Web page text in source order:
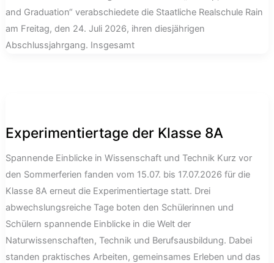
and Graduation“ verabschiedete die Staatliche Realschule Rain
am Freitag, den 24. Juli 2026, ihren diesjährigen
Abschlussjahrgang. Insgesamt
Experimentiertage der Klasse 8A
Spannende Einblicke in Wissenschaft und Technik Kurz vor
den Sommerferien fanden vom 15.07. bis 17.07.2026 für die
Klasse 8A erneut die Experimentiertage statt. Drei
abwechslungsreiche Tage boten den Schülerinnen und
Schülern spannende Einblicke in die Welt der
Naturwissenschaften, Technik und Berufsausbildung. Dabei
standen praktisches Arbeiten, gemeinsames Erleben und das